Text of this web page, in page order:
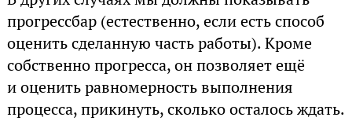
прогрессбар (естественно, если есть способ
оценить сделанную часть работы). Кроме
собственно прогресса, он позволяет ещё
и оценить равномерность выполнения
процесса, прикинуть, сколько осталось ждать.